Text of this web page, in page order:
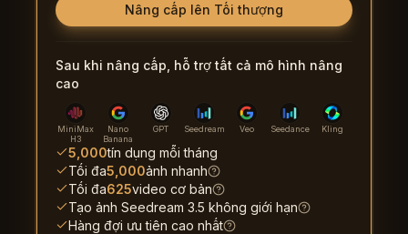
Nâng cấp lên Tối thượng
Sau khi nâng cấp, hỗ trợ tất cả mô hình nâng
cao
MiniMax
H3
Nano
Banana
GPT Seedream Veo Seedance Kling
5,000tín dụng mỗi tháng
Tối đa5,000ảnh nhanh
Tối đa625video cơ bản
Tạo ảnh Seedream 3.5 không giới hạn
Hàng đợi ưu tiên cao nhất